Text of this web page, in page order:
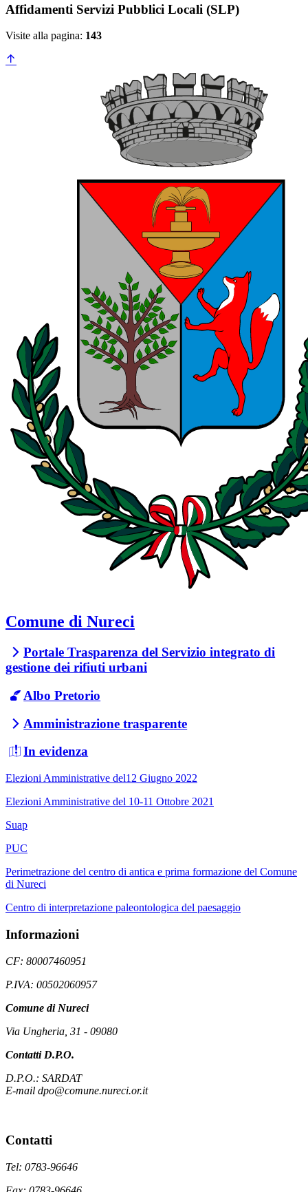
Affidamenti Servizi Pubblici Locali (SLP)
Visite alla pagina: 143
Comune di Nureci
Portale Trasparenza del Servizio integrato di
gestione dei rifiuti urbani
Albo Pretorio
Amministrazione trasparente
In evidenza
Elezioni Amministrative del12 Giugno 2022
Elezioni Amministrative del 10-11 Ottobre 2021
Suap
PUC
Perimetrazione del centro di antica e prima formazione del Comune
di Nureci
Centro di interpretazione paleontologica del paesaggio
Informazioni
CF: 80007460951
P.IVA: 00502060957
Comune di Nureci
Via Ungheria, 31 - 09080
Contatti D.P.O.
D.P.O.: SARDAT
E-mail dpo@comune.nureci.or.it
Contatti
Tel: 0783-96646